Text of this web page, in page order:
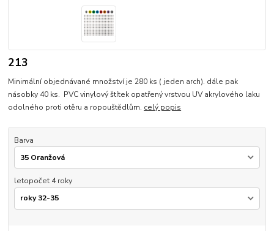
213
Minimální objednávané množství je 280 ks ( jeden arch). dále pak
násobky 40 ks. PVC vinylový štítek opatřený vrstvou UV akrylového laku
odolného proti otěru a ropouštědlům. celý popis
Barva
letopočet 4 roky